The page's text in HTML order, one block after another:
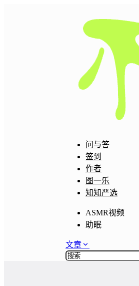
问与答
签到
作者
图一乐
知知严选
ASMR视频
助眠
文章